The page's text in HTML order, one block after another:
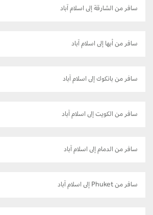
سافر من الشارقة إلى اسلام آباد
سافر من أبها إلى اسلام آباد
سافر من بانكوك إلى اسلام آباد
سافر من الكويت إلى اسلام آباد
سافر من الدمام إلى اسلام آباد
سافر من Phuket إلى اسلام آباد